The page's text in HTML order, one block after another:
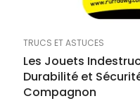
TRUCS ET ASTUCES
Les Jouets
Durabilité et
Compagnon